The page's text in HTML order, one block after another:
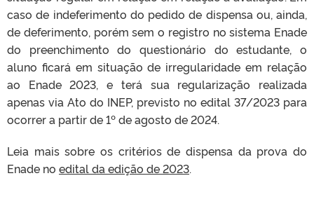
caso de indeferimento do pedido de dispensa ou, ainda,
de deferimento, porém sem o registro no sistema Enade
do preenchimento do questionário do estudante, o
aluno ficará em situação de irregularidade em relação
ao Enade 2023, e terá sua regularização realizada
apenas via Ato do INEP, previsto no edital 37/2023 para
ocorrer a partir de 1º de agosto de 2024.
Leia mais sobre os critérios de dispensa da prova do
Enade no edital da edição de 2023.